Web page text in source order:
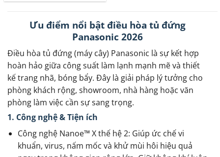
Ưu điểm nổi bật điều hòa tủ đứng
Panasonic 2026
Điều hòa tủ đứng (máy cây) Panasonic là sự kết hợp
hoàn hảo giữa công suất làm lạnh mạnh mẽ và thiết
kế trang nhã, bóng bẩy. Đây là giải pháp lý tưởng cho
phòng khách rộng, showroom, nhà hàng hoặc văn
phòng làm việc cần sự sang trọng.
1. Công nghệ & Tiện ích
Công nghệ Nanoe™ X thế hệ 2: Giúp ức chế vi
khuẩn, virus, nấm mốc và khử mùi hôi hiệu quả